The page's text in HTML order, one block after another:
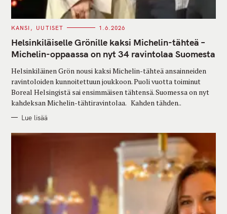
C
T
E
G
O
I
E
S
KANSI UUTISET 1.6.2026
Helsinkiläiselle Grönille kaksi Michelin-tähteä –
Michelin-oppaassa on nyt 34 ravintolaa Suomesta
Helsinkiläinen Grön nousi kaksi Michelin-tähteä ansainneiden
ravintoloiden kunnoitettuun joukkoon. Puoli vuotta toiminut
Boreal Helsingistä sai ensimmäisen tähtensä. Suomessa on nyt
kahdeksan Michelin-tähtiravintolaa. Kahden tähden..
Lue lisää